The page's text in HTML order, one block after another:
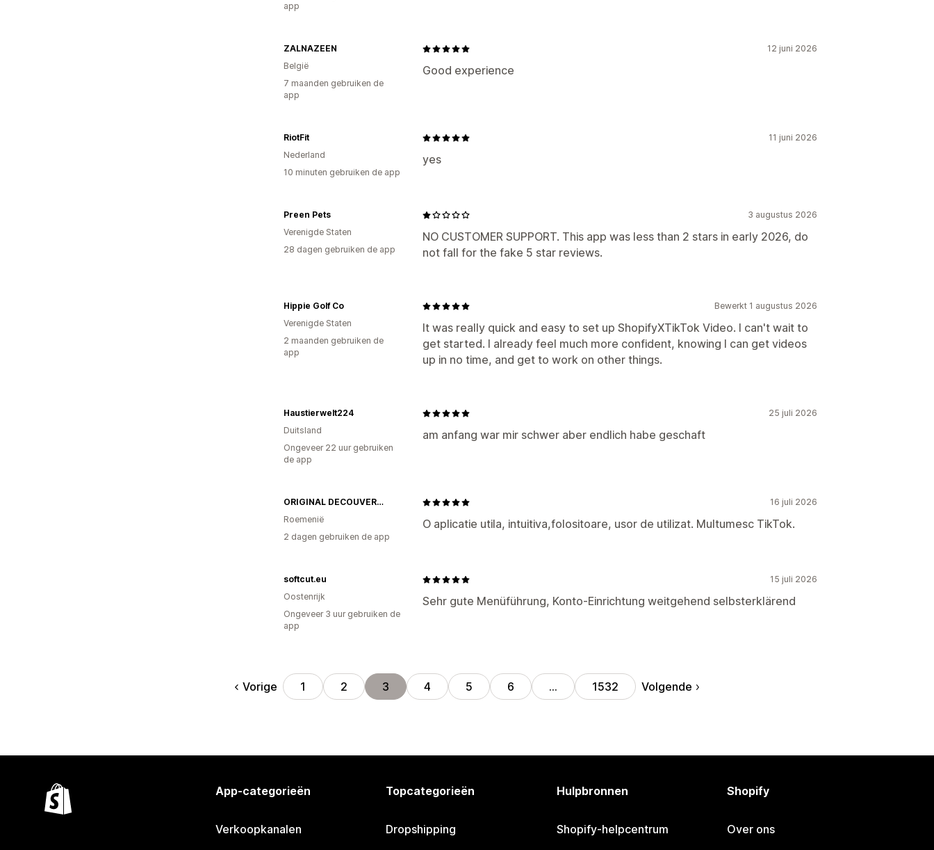
app
12 juni 2026
Good experience
ZALNAZEEN
België
7 maanden gebruiken de
app
11 juni 2026
yes
RiotFit
Nederland
10 minuten gebruiken de app
3 augustus 2026
NO CUSTOMER SUPPORT. This app was less than 2 stars in early 2026, do
not fall for the fake 5 star reviews.
Preen Pets
Verenigde Staten
28 dagen gebruiken de app
Bewerkt 1 augustus 2026
It was really quick and easy to set up ShopifyXTikTok Video. I can't wait to
get started. I already feel much more confident, knowing I can get videos
up in no time, and get to work on other things.
Hippie Golf Co
Verenigde Staten
2 maanden gebruiken de
app
25 juli 2026
am anfang war mir schwer aber endlich habe geschaft
Haustierwelt224
Duitsland
Ongeveer 22 uur gebruiken
de app
16 juli 2026
O aplicatie utila, intuitiva,folositoare, usor de utilizat. Multumesc TikTok.
ORIGINAL DECOUVERTE SRL
Roemenië
2 dagen gebruiken de app
15 juli 2026
Sehr gute Menüführung, Konto-Einrichtung weitgehend selbsterklärend
softcut.eu
Oostenrijk
Ongeveer 3 uur gebruiken de
app
Vorige 1 2 3 4 5 6 … 1532 Volgende
App-categorieën
Verkoopkanalen
Topcategorieën
Dropshipping
Hulpbronnen
Shopify-helpcentrum
Shopify
Over ons